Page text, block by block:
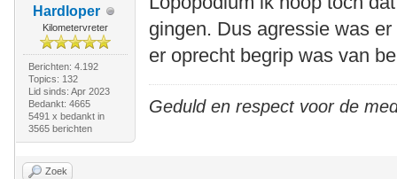
Hardloper
Kilometervreter
Berichten: 4.192
Topics: 132
Lid sinds: Apr 2023
Bedankt: 4665
5491 x bedankt in
3565 berichten
gingen. Dus agressie was
er oprecht begrip was van
Geduld en respect voor de
Zoek